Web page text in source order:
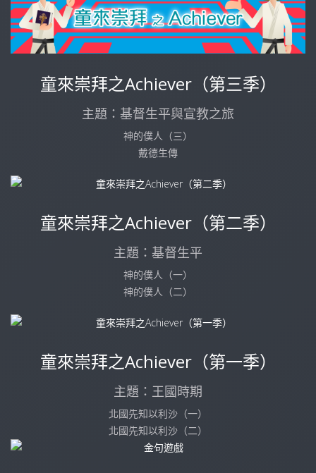
童來崇拜之Achiever（第三季）
主題：基督生平與宣教之旅
神的僕人（三）
戴德生傳
童來崇拜之Achiever（第二季）
主題：基督生平
神的僕人（一）
神的僕人（二）
童來崇拜之Achiever（第一季）
主題：王國時期
北國先知以利沙（一）
北國先知以利沙（二）